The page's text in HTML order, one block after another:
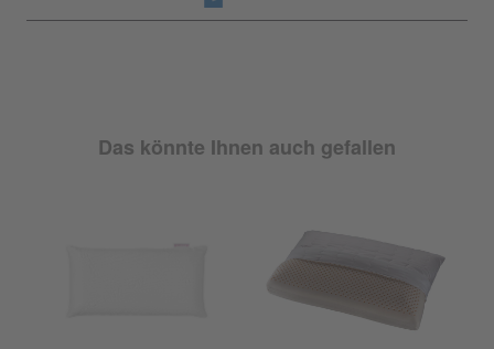
Das könnte Ihnen auch gefallen